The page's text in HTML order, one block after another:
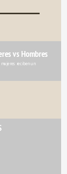
vs Hombres
reciben un